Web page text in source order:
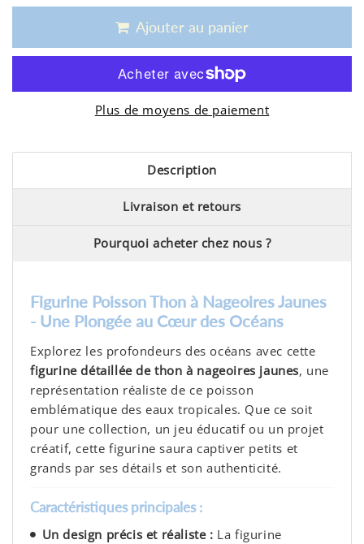
Ajouter au panier
Plus de moyens de paiement
Description
Livraison et retours
Pourquoi acheter chez nous ?
Figurine Poisson Thon à Nageoires Jaunes
- Une Plongée au Cœur des Océans
Explorez les profondeurs des océans avec cette
figurine détaillée de thon à nageoires jaunes, une
représentation réaliste de ce poisson
emblématique des eaux tropicales. Que ce soit
pour une collection, un jeu éducatif ou un projet
créatif, cette figurine saura captiver petits et
grands par ses détails et son authenticité.
Caractéristiques principales :
Un design précis et réaliste : La figurine